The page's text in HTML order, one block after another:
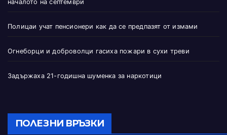
началото на септември
Полицаи учат пенсионери как да се предпазят от измами
Огнеборци и доброволци гасиха пожари в сухи треви
Задържаха 21-годишна шуменка за наркотици
ПОЛЕЗНИ ВРЪЗКИ